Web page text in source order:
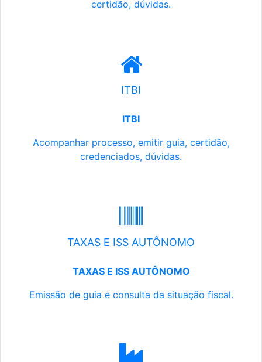
certidão, dúvidas.
ITBI
ITBI
Acompanhar processo, emitir guia, certidão,
credenciados, dúvidas.
TAXAS E ISS AUTÔNOMO
TAXAS E ISS AUTÔNOMO
Emissão de guia e consulta da situação fiscal.